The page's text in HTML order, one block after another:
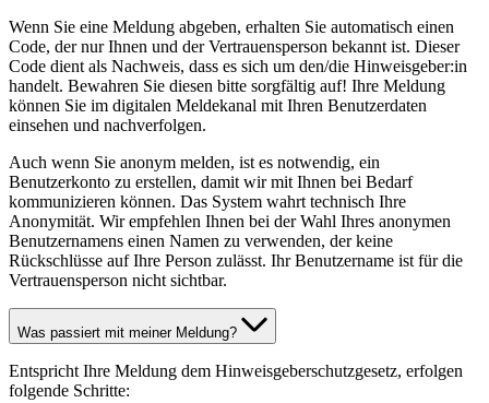
Wenn Sie eine Meldung abgeben, erhalten Sie automatisch einen
Code, der nur Ihnen und der Vertrauensperson bekannt ist. Dieser
Code dient als Nachweis, dass es sich um den/die Hinweisgeber:in
handelt. Bewahren Sie diesen bitte sorgfältig auf! Ihre Meldung
können Sie im digitalen Meldekanal mit Ihren Benutzerdaten
einsehen und nachverfolgen.
Auch wenn Sie anonym melden, ist es notwendig, ein
Benutzerkonto zu erstellen, damit wir mit Ihnen bei Bedarf
kommunizieren können. Das System wahrt technisch Ihre
Anonymität. Wir empfehlen Ihnen bei der Wahl Ihres anonymen
Benutzernamens einen Namen zu verwenden, der keine
Rückschlüsse auf Ihre Person zulässt. Ihr Benutzername ist für die
Vertrauensperson nicht sichtbar.
Was passiert mit meiner Meldung?
Entspricht Ihre Meldung dem Hinweisgeberschutzgesetz, erfolgen
folgende Schritte: